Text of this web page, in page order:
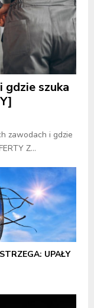
gdzie szuka
zawodach i gdzie
Z...
UPAŁY